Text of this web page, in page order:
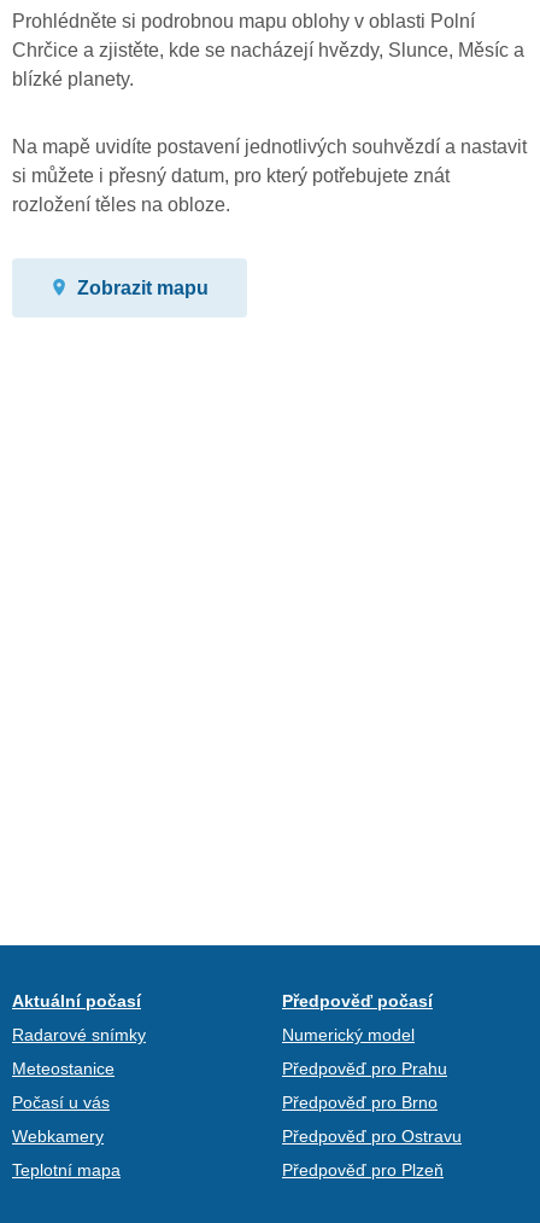
Prohlédněte si podrobnou mapu oblohy v oblasti Polní
Chrčice a zjistěte, kde se nacházejí hvězdy, Slunce, Měsíc a
blízké planety.
Na mapě uvidíte postavení jednotlivých souhvězdí a nastavit
si můžete i přesný datum, pro který potřebujete znát
rozložení těles na obloze.
Zobrazit mapu
Aktuální počasí
Radarové snímky
Meteostanice
Počasí u vás
Webkamery
Teplotní mapa
Předpověď počasí
Numerický model
Předpověď pro Prahu
Předpověď pro Brno
Předpověď pro Ostravu
Předpověď pro Plzeň